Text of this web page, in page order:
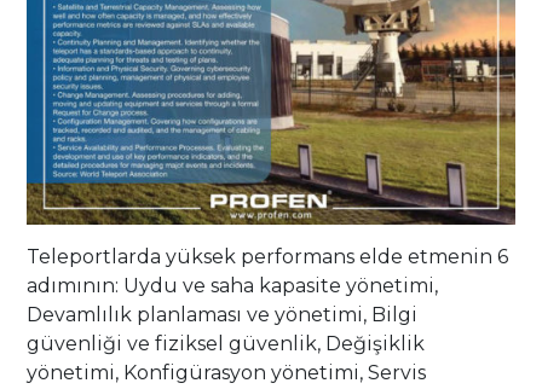
Teleportlarda yüksek performans elde etmenin 6
adımının: Uydu ve saha kapasite yönetimi,
Devamlılık planlaması ve yönetimi, Bilgi
güvenliği ve fiziksel güvenlik, Değişiklik
yönetimi, Konfigürasyon yönetimi, Servis